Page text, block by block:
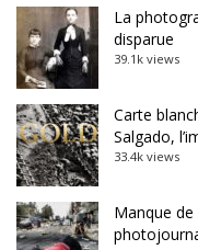
La
disparue
39.1k views
Carte
Salgado,
33.4k views
Manque